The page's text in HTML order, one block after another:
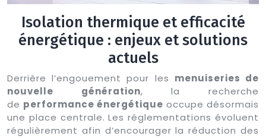
Isolation thermique et efficacité
énergétique : enjeux et solutions
actuels
Derrière l’engouement pour les menuiseries de
nouvelle génération, la recherche
de performance énergétique occupe désormais
une place centrale. Les réglementations évoluent
régulièrement afin d’encourager la réduction des